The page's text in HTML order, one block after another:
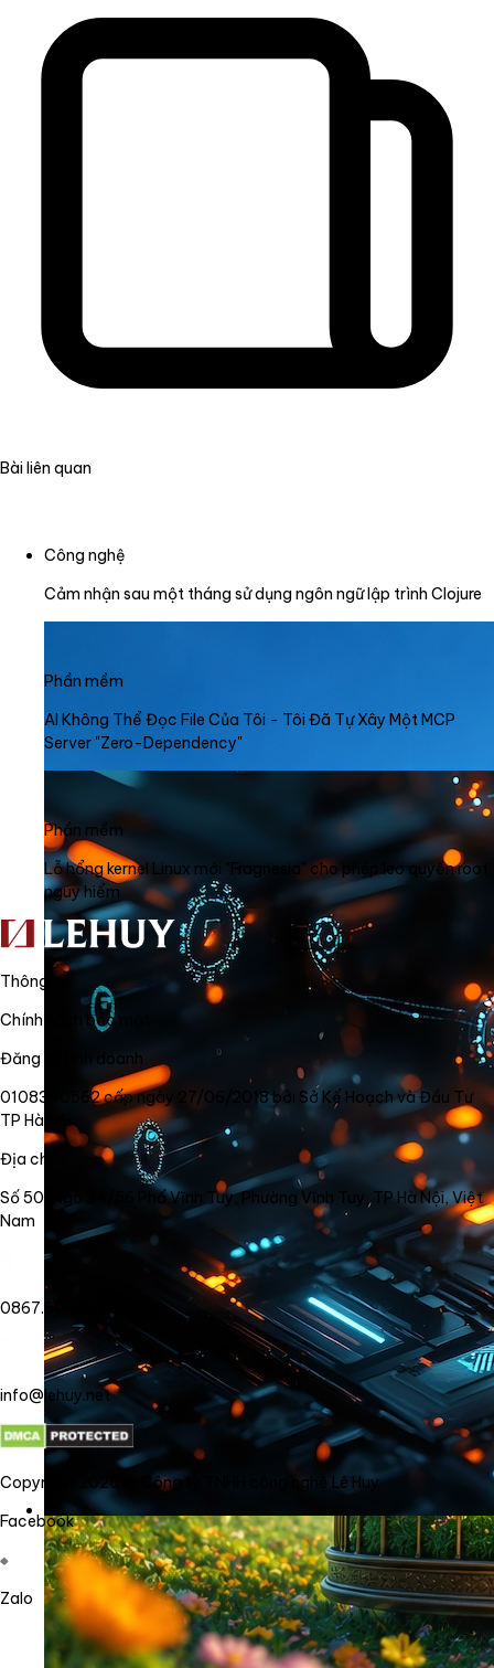
Bài liên quan
Công nghệ
Cảm nhận sau một tháng sử dụng ngôn ngữ lập trình Clojure
Phần mềm
AI Không Thể Đọc File Của Tôi - Tôi Đã Tự Xây Một MCP
Server "Zero-Dependency"
Phần mềm
Lỗ hổng kernel Linux mới "Fragnesia" cho phép leo quyền root
nguy hiểm
Thông tin
Chính sách bảo mật
Đăng ký kinh doanh
0108340562 cấp ngày 27/06/2018 bởi Sở Kế Hoạch và Đầu Tư
TP Hà Nội
Địa chỉ
Số 50, Ngõ 34/56 Phố Vĩnh Tuy, Phường Vĩnh Tuy, TP Hà Nội, Việt
Nam
0867.800.878
info@lehuy.net
Copyright 2026 @ Công ty TNHH công nghệ Lê Huy
Facebook
Zalo